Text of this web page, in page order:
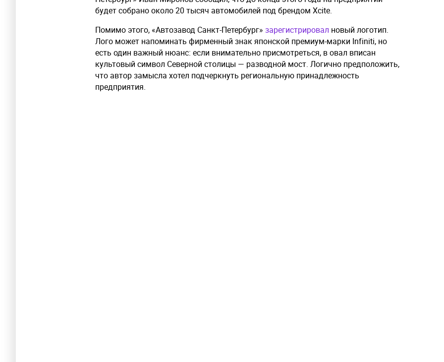
будет собрано около 20 тысяч автомобилей под брендом Xcite.
Помимо этого, «Автозавод Санкт-Петербург» зарегистрировал новый логотип.
Лого может напоминать фирменный знак японской премиум-марки Infiniti, но
есть один важный нюанс: если внимательно присмотреться, в овал вписан
культовый символ Северной столицы — разводной мост. Логично предположить,
что автор замысла хотел подчеркнуть региональную принадлежность
предприятия.